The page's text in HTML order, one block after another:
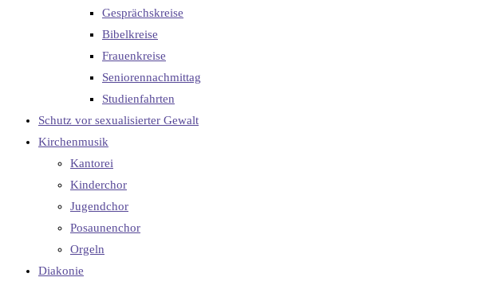
Gesprächskreise
Bibelkreise
Frauenkreise
Seniorennachmittag
Studienfahrten
Schutz vor sexualisierter Gewalt
Kirchenmusik
Kantorei
Kinderchor
Jugendchor
Posaunenchor
Orgeln
Diakonie